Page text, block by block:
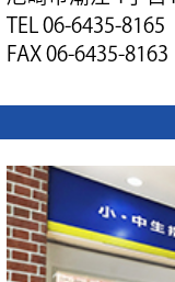
TEL 06-6435-8165
FAX 06-6435-8163